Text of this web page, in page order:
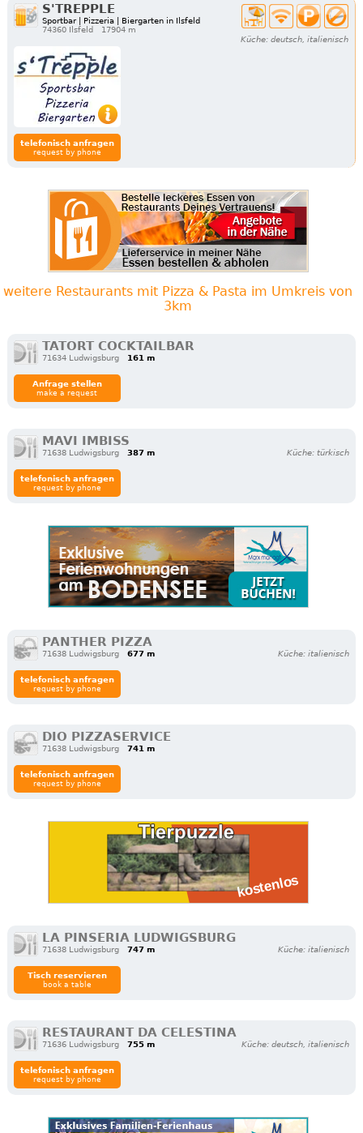
S'TREPPLE
Sportbar | Pizzeria | Biergarten in Ilsfeld
74360 Ilsfeld
17904 m
Küche: deutsch, italienisch
telefonisch anfragen
request by phone
weitere Restaurants mit Pizza & Pasta im Umkreis von
3km
TATORT COCKTAILBAR
71634 Ludwigsburg 161 m
Anfrage stellen
make a request
MAVI IMBISS
71638 Ludwigsburg 387 m Küche: türkisch
telefonisch anfragen
request by phone
PANTHER PIZZA
71638 Ludwigsburg 677 m Küche: italienisch
telefonisch anfragen
request by phone
DIO PIZZASERVICE
71638 Ludwigsburg 741 m
telefonisch anfragen
request by phone
LA PINSERIA LUDWIGSBURG
71638 Ludwigsburg 747 m Küche: italienisch
Tisch reservieren
book a table
RESTAURANT DA CELESTINA
71636 Ludwigsburg 755 m Küche: deutsch, italienisch
telefonisch anfragen
request by phone